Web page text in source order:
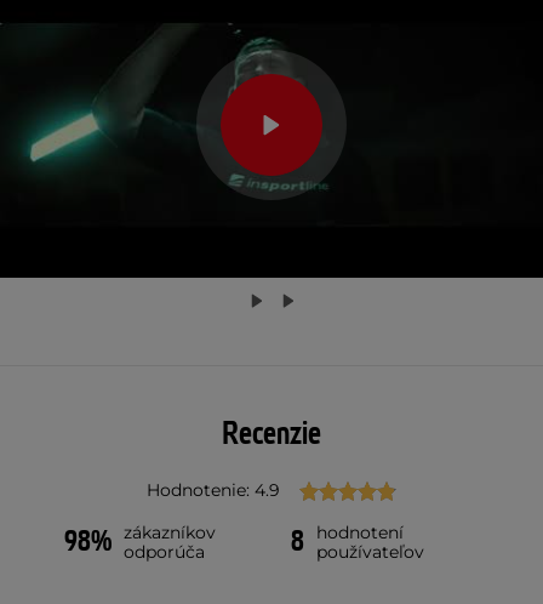
Recenzie
Hodnotenie: 4.9
98% zákazníkov
odporúča
8
hodnotení
používateľov